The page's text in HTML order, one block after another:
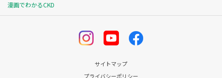
漫画でわかるCKD
サイトマップ
プライバシーポリシー